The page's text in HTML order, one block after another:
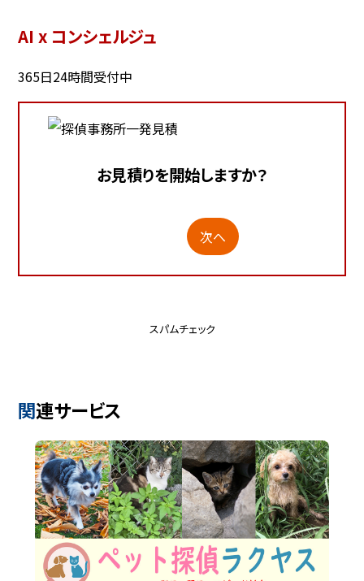
AI x コンシェルジュ
365日24時間受付中
お見積りを開始しますか？
次へ
スパムチェック
関連サービス